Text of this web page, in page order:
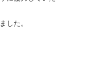
した。